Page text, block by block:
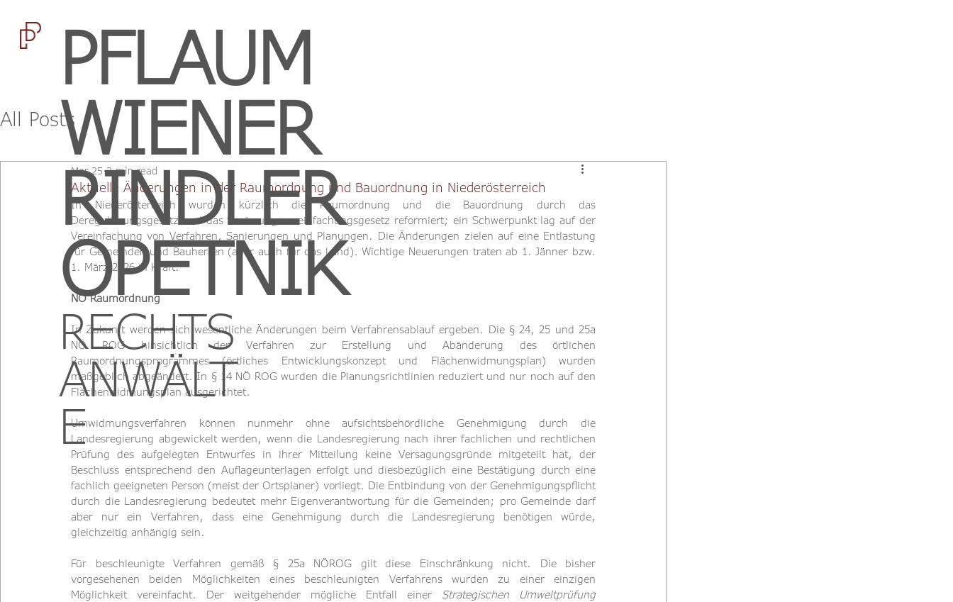
PFLAUM
WIENER
RINDLER
OPETNIK
RECHTS
ANWÄLT
E
All Posts
Aktuelle Änderungen in der Raumordnung und Bauordnung in Niederösterreich
Mar 25 2 min read
In Niederösterreich wurden kürzlich die Raumordnung und die Bauordnung durch das
Deregulierungsgesetz und das Sanierungsvereinfachungsgesetz reformiert; ein Schwerpunkt lag auf der
Vereinfachung von Verfahren, Sanierungen und Planungen. Die Änderungen zielen auf eine Entlastung
für Gemeinden und Bauherren (aber auch für das Land). Wichtige Neuerungen traten ab 1. Jänner bzw.
1. März 2026 in Kraft.
NÖ Raumordnung
In Zukunft werden sich wesentliche Änderungen beim Verfahrensablauf ergeben. Die § 24, 25 und 25a
NÖ ROG hinsichtlich der Verfahren zur Erstellung und Abänderung des örtlichen
Raumordnungsprogrammes (örtliches Entwicklungskonzept und Flächenwidmungsplan) wurden
maßgeblich abgeändert. In § 14 NÖ ROG wurden die Planungsrichtlinien reduziert und nur noch auf den
Flächenwidmungsplan ausgerichtet.
Umwidmungsverfahren können nunmehr ohne aufsichtsbehördliche Genehmigung durch die
Landesregierung abgewickelt werden, wenn die Landesregierung nach ihrer fachlichen und rechtlichen
Prüfung des aufgelegten Entwurfes in ihrer Mitteilung keine Versagungsgründe mitgeteilt hat, der
Beschluss entsprechend den Auflageunterlagen erfolgt und diesbezüglich eine Bestätigung durch eine
fachlich geeigneten Person (meist der Ortsplaner) vorliegt. Die Entbindung von der Genehmigungspflicht
durch die Landesregierung bedeutet mehr Eigenverantwortung für die Gemeinden; pro Gemeinde darf
aber nur ein Verfahren, dass eine Genehmigung durch die Landesregierung benötigen würde,
gleichzeitig anhängig sein.
Für beschleunigte Verfahren gemäß § 25a NÖROG gilt diese Einschränkung nicht. Die bisher
vorgesehenen beiden Möglichkeiten eines beschleunigten Verfahrens wurden zu einer einzigen
Möglichkeit vereinfacht. Der weitgehender mögliche Entfall einer Strategischen Umweltprüfung